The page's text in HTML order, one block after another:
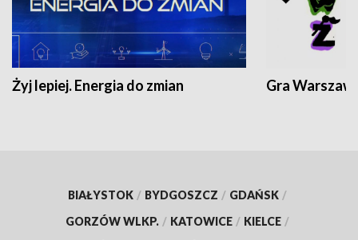
Żyj lepiej. Energia do zmian Gra
BIAŁYSTOK / BYDGOSZCZ / GDAŃSK /
GORZÓW WLKP. / KATOWICE / KIELCE /